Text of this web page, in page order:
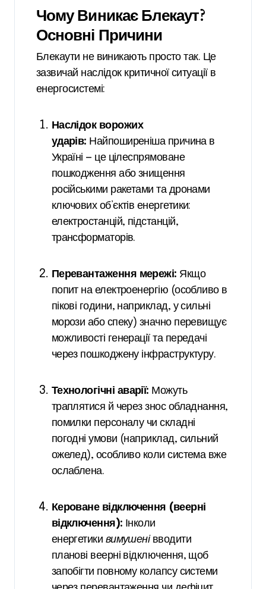
Чому Виникає Блекаут?
Основні Причини
Блекаути не виникають просто так. Це
зазвичай наслідок критичної ситуації в
енергосистемі:
Наслідок ворожих
ударів: Найпоширеніша причина в
Україні — це цілеспрямоване
пошкодження або знищення
російськими ракетами та дронами
ключових об’єктів енергетики:
електростанцій, підстанцій,
трансформаторів.
Перевантаження мережі: Якщо
попит на електроенергію (особливо в
пікові години, наприклад, у сильні
морози або спеку) значно перевищує
можливості генерації та передачі
через пошкоджену інфраструктуру.
Технологічні аварії: Можуть
траплятися й через знос обладнання,
помилки персоналу чи складні
погодні умови (наприклад, сильний
ожелед), особливо коли система вже
ослаблена.
Кероване відключення (веерні
відключення): Інколи
енергетики вимушенівводити
планові веерні відключення, щоб
запобігти повному колапсу системи